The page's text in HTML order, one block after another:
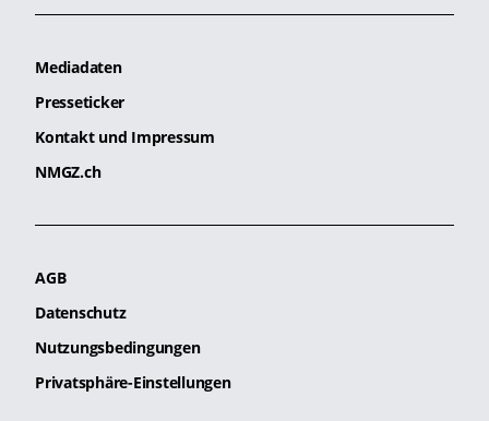
Mediadaten
Presseticker
Kontakt und Impressum
NMGZ.ch
AGB
Datenschutz
Nutzungsbedingungen
Privatsphäre-Einstellungen